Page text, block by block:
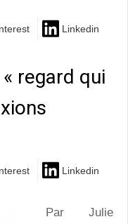
Linkedin
regard qui
Linkedin
Par Julie